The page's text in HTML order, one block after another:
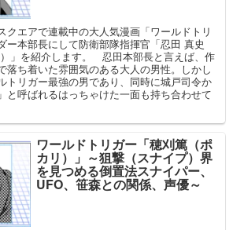
クエアで連載中の大人気漫画「ワールドトリ
ー本部長にして防衛部隊指揮官「忍田 真史
）」を紹介します。 忍田本部長と言えば、作
落ち着いた雰囲気のある大人の男性。しかし
トリガー最強の男であり、同時に城戸司令か
と呼ばれるはっちゃけた一面も持ち合わせて
ワールドトリガー「穂刈篤（ポ
カリ）」～狙撃（スナイプ）界
を見つめる倒置法スナイパー、
UFO、笹森との関係、声優～